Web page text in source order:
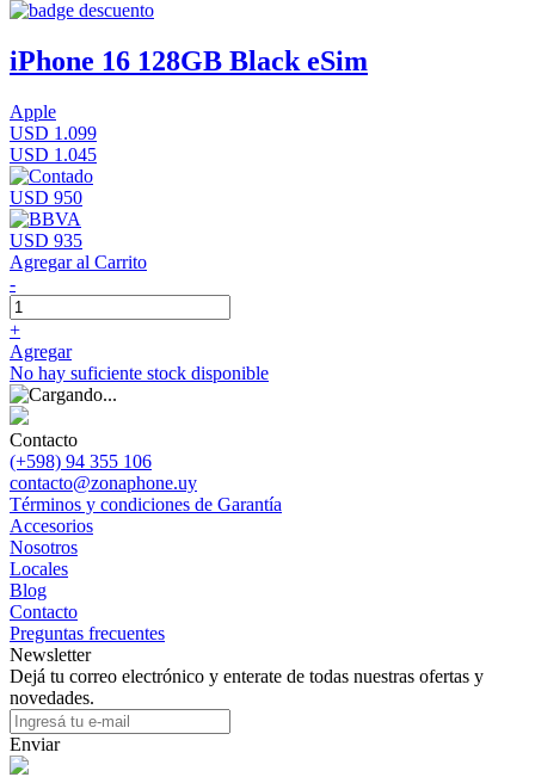
iPhone 16 128GB Black eSim
Apple
USD 1.099
USD 1.045
USD 950
USD 935
Agregar al Carrito
-
+
Agregar
No hay suficiente stock disponible
Contacto
(+598) 94 355 106
contacto@zonaphone.uy
Términos y condiciones de Garantía
Accesorios
Nosotros
Locales
Blog
Contacto
Preguntas frecuentes
Newsletter
Dejá tu correo electrónico y enterate de todas nuestras ofertas y
novedades.
Enviar